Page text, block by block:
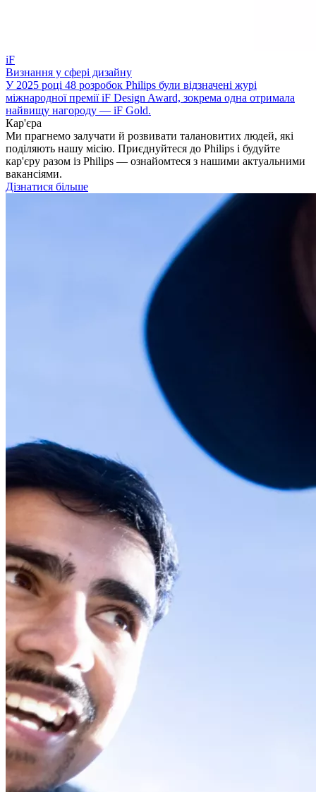
iF
Визнання у сфері дизайну
У 2025 році 48 розробок Philips були відзначені журі
міжнародної премії iF Design Award, зокрема одна отримала
найвищу нагороду — iF Gold.
Кар'єра
Ми прагнемо залучати й розвивати талановитих людей, які
поділяють нашу місію. Приєднуйтеся до Philips і будуйте
кар'єру разом із Philips — ознайомтеся з нашими актуальними
вакансіями.
Дізнатися більше